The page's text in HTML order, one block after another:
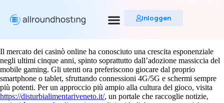
Inloggen
Il mercato dei casinò online ha conosciuto una crescita esponenziale
negli ultimi cinque anni, spinto soprattutto dall’adozione massiccia del
mobile gaming. Gli utenti ora preferiscono giocare dal proprio
smartphone o tablet, sfruttando connessioni 4G/5G e schermi sempre
più potenti. Per un approccio più ampio alla cultura del gioco, visita
https://disturbialimentariveneto.it/, un portale che raccoglie notizie,